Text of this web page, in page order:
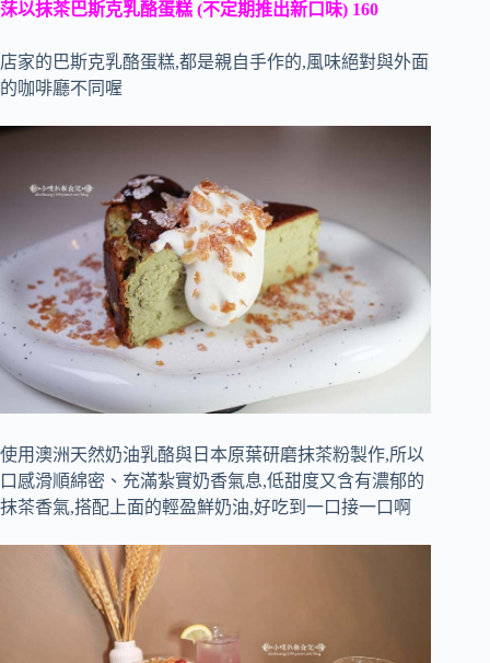
莯以抹茶巴斯克乳酪蛋糕 (不定期推出新口味) 160
店家的巴斯克乳酪蛋糕,都是親自手作的,風味絕對與外面
的咖啡廳不同喔
使用澳洲天然奶油乳酪與日本原葉研磨抹茶粉製作,所以
口感滑順綿密、充滿紮實奶香氣息,低甜度又含有濃郁的
抹茶香氣,搭配上面的輕盈鮮奶油,好吃到一口接一口啊